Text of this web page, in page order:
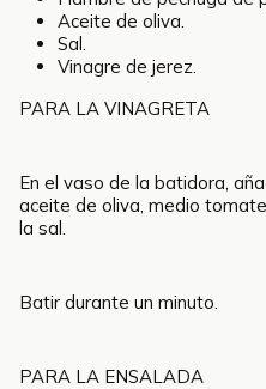
Aceite de oliva.
Sal.
Vinagre de jerez.
PARA LA VINAGRETA
En el vaso de la batidora,
aceite de oliva, medio
la sal.
Batir durante un minuto.
PARA LA ENSALADA